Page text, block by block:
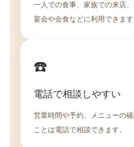
一人での食事、家族での来店、
宴会や会食などに利用できます
☎️
電話で相談しやすい
営業時間や予約、メニューの
ことは電話で相談できます。